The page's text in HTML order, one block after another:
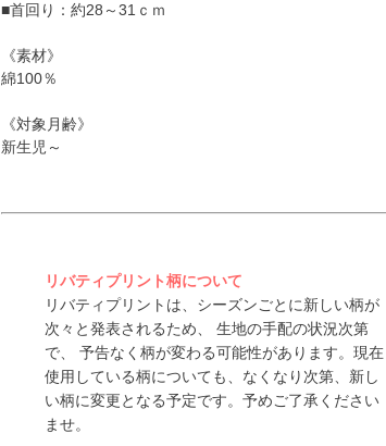
■首回り：約28～31ｃｍ
《素材》
綿100％
《対象月齢》
新生児～
リバティプリント柄について
リバティプリントは、シーズンごとに新しい柄が
次々と発表されるため、 生地の手配の状況次第
で、 予告なく柄が変わる可能性があります。現在
使用している柄についても、なくなり次第、新し
い柄に変更となる予定です。予めご了承ください
ませ。